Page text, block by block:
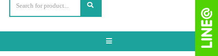
Toggle